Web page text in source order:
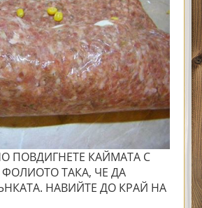
ПОВДИГНЕТЕ КАЙМАТА С
ТАКА, ЧЕ ДА
НАВИЙТЕ ДО КРАЙ НА